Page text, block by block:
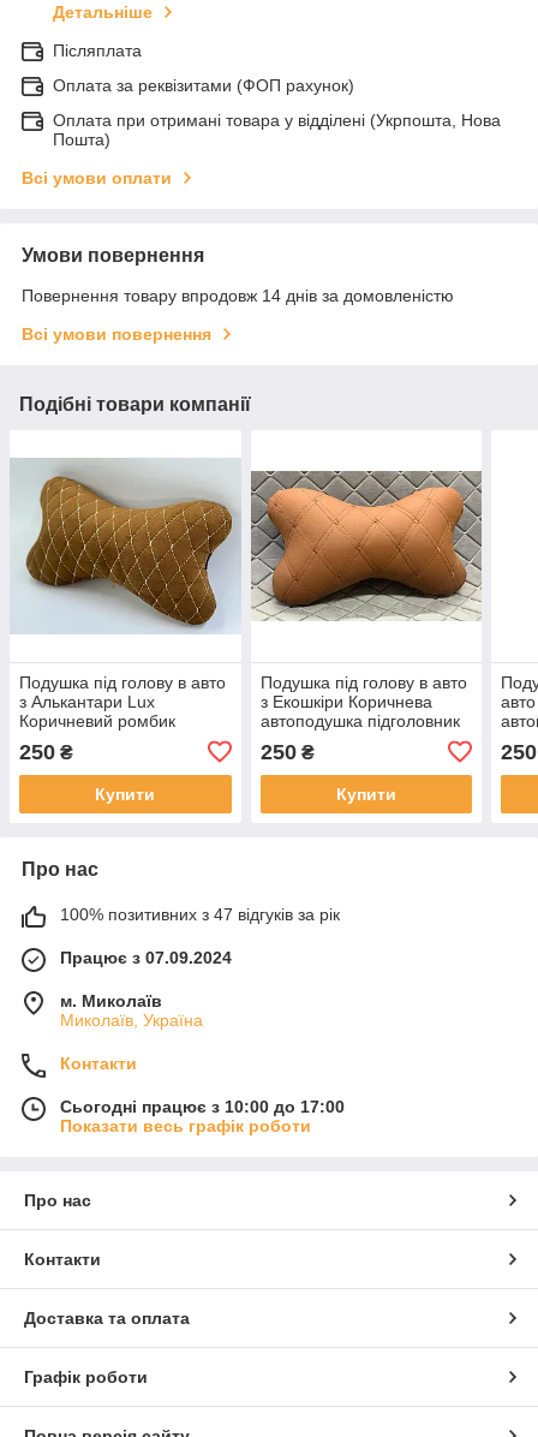
Детальніше
Післяплата
Оплата за реквізитами (ФОП рахунок)
Оплата при отримані товара у відділені (Укрпошта, Нова
Пошта)
Всі умови оплати
Умови повернення
Повернення товару впродовж 14 днів за домовленістю
Всі умови повернення
Подібні товари компанії
Подушка під голову в авто
з Алькантари Lux
Коричневий ромбик
автоподушка підголовник
подушечка під голову
250 ₴
Купити
Подушка під голову в авто
з Екошкіри Коричнева
автоподушка підголовник
машину під шию
250₴
Купити
250
Про нас
100% позитивних з 47 відгуків за рік
Працює з 07.09.2024
м. Миколаїв
Миколаїв, Україна
Контакти
Сьогодні працює з 10:00 до 17:00
Показати весь графік роботи
Про нас
Контакти
Доставка та оплата
Графік роботи